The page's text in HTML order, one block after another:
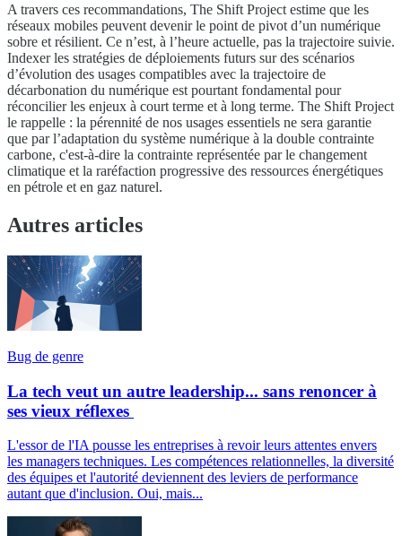
A travers ces recommandations, The Shift Project estime que les
réseaux mobiles peuvent devenir le point de pivot d’un numérique
sobre et résilient. Ce n’est, à l’heure actuelle, pas la trajectoire suivie.
Indexer les stratégies de déploiements futurs sur des scénarios
d’évolution des usages compatibles avec la trajectoire de
décarbonation du numérique est pourtant fondamental pour
réconcilier les enjeux à court terme et à long terme. The Shift Project
le rappelle : la pérennité de nos usages essentiels ne sera garantie
que par l’adaptation du système numérique à la double contrainte
carbone, c'est-à-dire la contrainte représentée par le changement
climatique et la raréfaction progressive des ressources énergétiques
en pétrole et en gaz naturel.
Autres articles
Bug de genre
La tech veut un autre leadership... sans renoncer à
ses vieux réflexes
L'essor de l'IA pousse les entreprises à revoir leurs attentes envers
les managers techniques. Les compétences relationnelles, la diversité
des équipes et l'autorité deviennent des leviers de performance
autant que d'inclusion. Oui, mais...